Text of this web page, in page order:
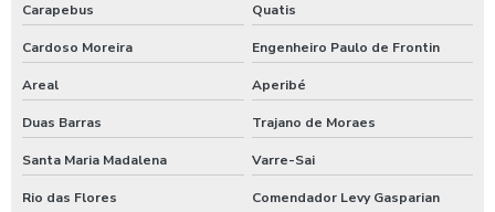
Higienização de carros valor
Lava caminhões
Lava ônibus
Lava rápido self service em posto de gasolina
Lavador de ônibus preco
Carapebus Quatis
Cardoso Moreira Engenheiro Paulo de Frontin
Areal Aperibé
Duas Barras Trajano de Moraes
Santa Maria Madalena Varre-Sai
Rio das Flores Comendador Levy Gasparian